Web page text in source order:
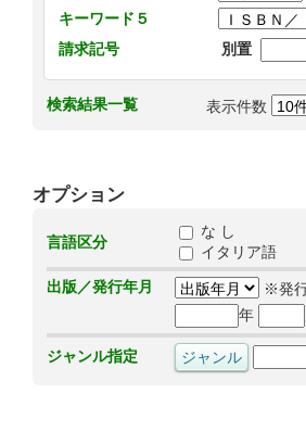
キーワード５
請求記号
別置
検索結果一覧 表示件数
オプション
言語区分
な し
イタリア語
出版／発行年月
※発
年
ジャンル指定